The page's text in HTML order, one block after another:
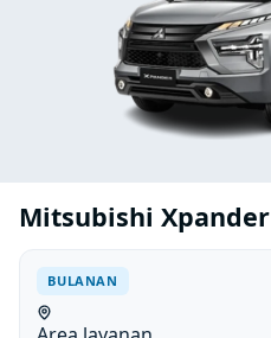
Mitsubishi Xpander
BULANAN